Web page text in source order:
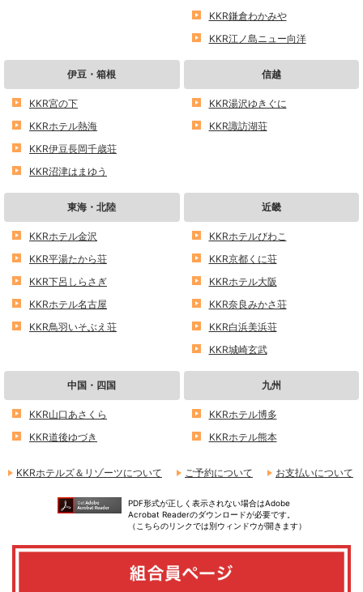
KKR鎌倉わかみや
KKR江ノ島ニュー向洋
伊豆・箱根
KKR宮の下
KKRホテル熱海
KKR伊豆長岡千歳荘
KKR沼津はまゆう
信越
KKR湯沢ゆきぐに
KKR諏訪湖荘
東海・北陸
KKRホテル金沢
KKR平湯たから荘
KKR下呂しらさぎ
KKRホテル名古屋
KKR鳥羽いそぶえ荘
近畿
KKRホテルびわこ
KKR京都くに荘
KKRホテル大阪
KKR奈良みかさ荘
KKR白浜美浜荘
KKR城崎玄武
中国・四国
KKR山口あさくら
KKR道後ゆづき
九州
KKRホテル博多
KKRホテル熊本
KKRホテルズ＆リゾーツについて ご予約について お支払いについて
PDF形式が正しく表示されない場合はAdobe
Acrobat Readerのダウンロードが必要です。
（こちらのリンクでは別ウィンドウが開きます）